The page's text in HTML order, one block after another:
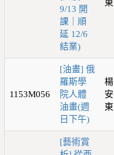
9/13 開
課｜順
延 12/6
結業)
東
1153M056
[油畫] 俄
羅斯學
院人體
油畫(週
日下午)
楊
安
東
[藝術賞